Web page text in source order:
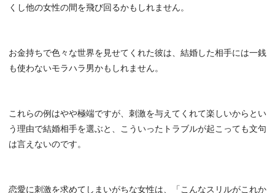
くし他の女性の間を飛び回るかもしれません。
お金持ちで色々な世界を見せてくれた彼は、結婚した相手には一銭
も使わないモラハラ男かもしれません。
これらの例はやや極端ですが、刺激を与えてくれて楽しいからとい
う理由で結婚相手を選ぶと、こういったトラブルが起こっても文句
は言えないのです。
恋愛に刺激を求めてしまいがちな女性は、「こんなスリルがこれか